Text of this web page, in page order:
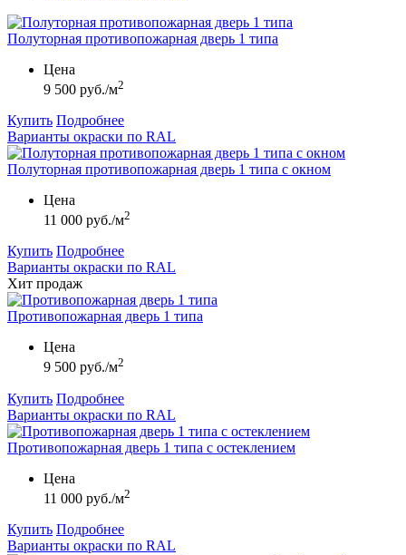
Полуторная противопожарная дверь 1 типа
Цена
9 500 руб./м2
Купить Подробнее
Варианты окраски по RAL
Полуторная противопожарная дверь 1 типа с окном
Цена
11 000 руб./м2
Купить Подробнее
Варианты окраски по RAL
Хит продаж
Противопожарная дверь 1 типа
Цена
9 500 руб./м2
Купить Подробнее
Варианты окраски по RAL
Противопожарная дверь 1 типа с остеклением
Цена
11 000 руб./м2
Купить Подробнее
Варианты окраски по RAL